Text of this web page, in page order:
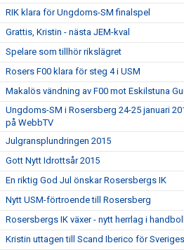
RIK klara för Ungdoms-SM finalspel
Grattis, Kristin - nästa JEM-kval
Spelare som tillhör rikslägret
Rosers F00 klara för steg 4 i USM
Makalös vändning av F00 mot Eskilstuna
Ungdoms-SM i Rosersberg 24-25 januari
på WebbTV
Julgransplundringen 2015
Gott Nytt Idrottsår 2015
En riktig God Jul önskar Rosersbergs IK
Nytt USM-förtroende till Rosersberg
Rosersbergs IK växer - nytt herrlag i handboll
Kristin uttagen till Scand Iberico för